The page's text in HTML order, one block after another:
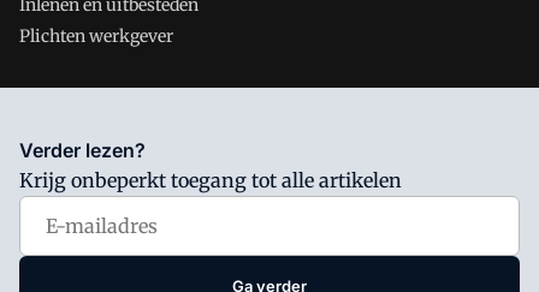
Inlenen en uitbesteden
Plichten werkgever
Salarisnet is onderdeel van VMN media. Lees in
waar VMN media voor staat. Op gebruik van deze site zijn de
volgende regelingen van toepassing:Algemene Voorwaarden
Privacy en Cookie beleid
Verder lezen?
Krijg onbeperkt toegang tot alle artikelen
Ga verder